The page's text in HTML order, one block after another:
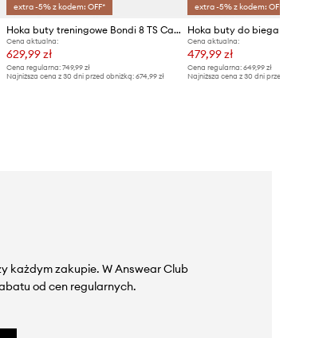
extra -5% z kodem: OFF*
Hoka buty treningowe Bondi 8 TS Caged
Cena aktualna:
629,99 zł
Cena regularna:749,99 zł
Najniższa cena z 30 dni przed obniżką:674,99 zł
extra -5% z kodem: OFF*
Hoka buty do biegania
Cena aktualna:
479,99 zł
Cena regularna: 649,99 zł
Najniższa cena z 30 dni przed obniżką:
każdym zakupie. W Answear Club
od cen regularnych.